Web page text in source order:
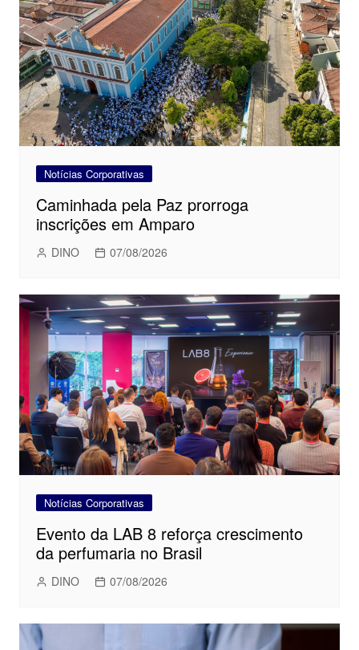
Notícias Corporativas
Caminhada pela Paz prorroga
inscrições em Amparo
DINO 07/08/2026
Notícias Corporativas
Evento da LAB 8 reforça crescimento
da perfumaria no Brasil
DINO 07/08/2026